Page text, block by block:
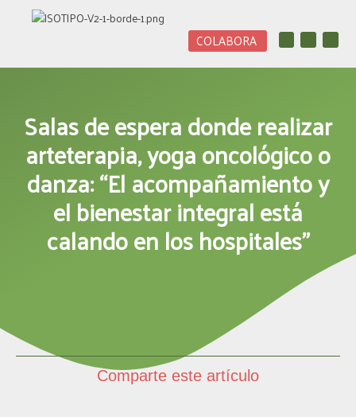
COLABORA I
n
t
a
m
W
h
t
L
i
k
Salas de espera donde realizar
arteterapia, yoga oncológico o
danza: “El acompañamiento y
el bienestar integral está
calando en los hospitales”
Comparte este artículo